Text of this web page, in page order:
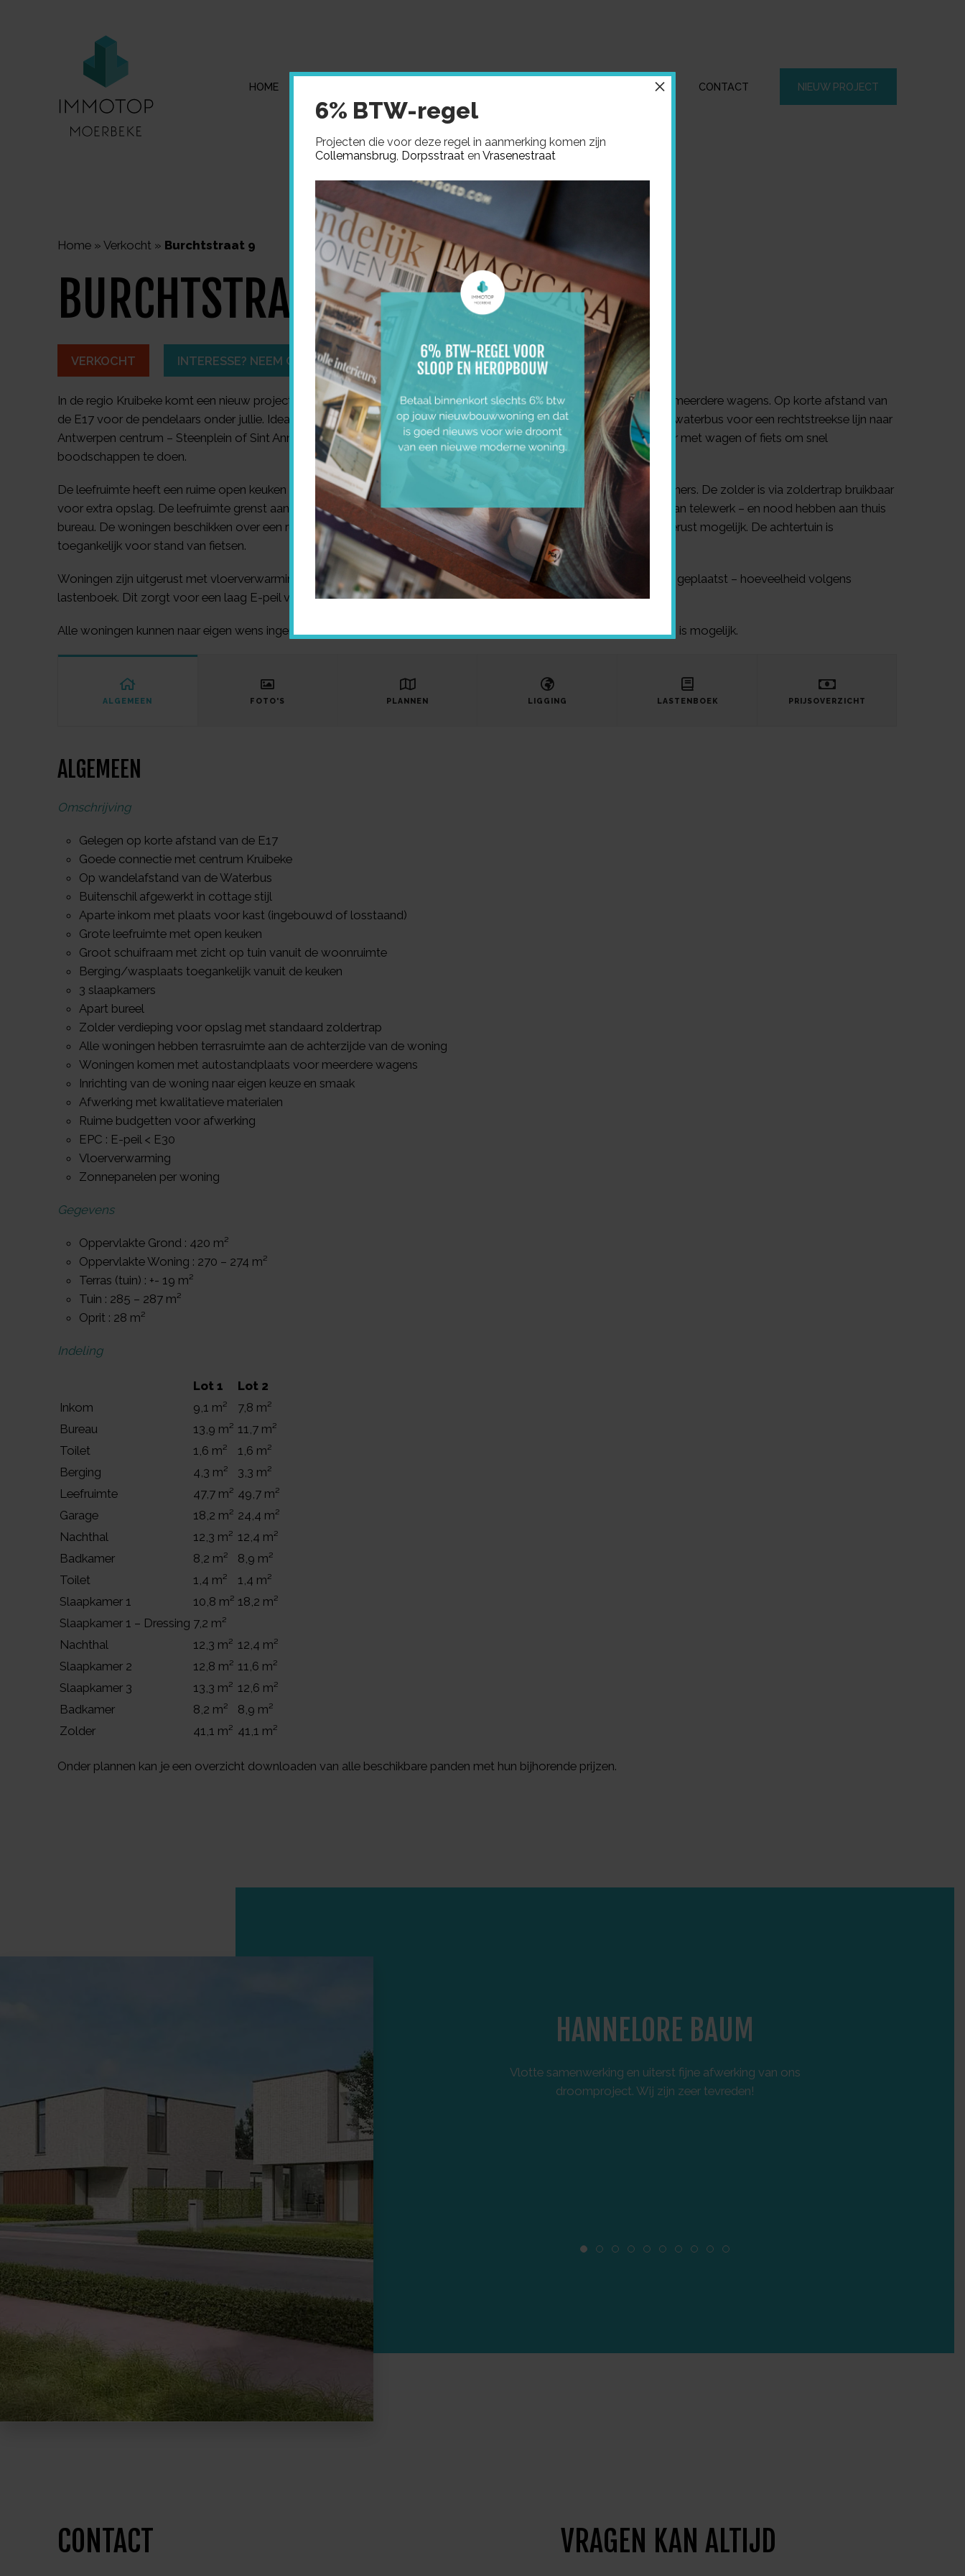
HOME VERKOCHTE PROJECTEN CONTACT NIEUW PROJECT
Home» Verkocht» Burchtstraat 9
BURCHTSTRAAT 9
VERKOCHT INTERESSE? NEEM CONTACT OP!
In de regio Kruibeke komt een nieuw project met 2 luxe woningen. Alle beschikken over een oprit voor plaatsen van meerdere wagens. Op korte afstand van
de E17 voor de pendelaars onder jullie. Ideale connectie met Gent & Antwerpen. Op wandelafstand neem je snel de waterbus voor een rechtstreekse lijn naar
Antwerpen centrum – Steenplein of Sint Anna (
www.dewaterbus.be). Centrum van Kruibeke is gemakkelijk bereikbaar met wagen of fiets om snel
boodschappen te doen.
De leefruimte heeft een ruime open keuken met toegang tot de berging. Elke woning beschikt over 3 ruime slaapkamers. De zolder is via zoldertrap bruikbaar
voor extra opslag. De leefruimte grenst aan een apart bureel. Ideaal voor zelfstandigen of werknemers – wie doen aan telewerk – en nood hebben aan thuis
bureau. De woningen beschikken over een ruime tuin met genoeg ruimte voor ravottende kinderen. Een tuinhuis is gerust mogelijk. De achtertuin is
toegankelijk voor stand van fietsen.
Woningen zijn uitgerust met vloerverwarming door een condensatieketel op gas. Op het dak worden zonnepanelen geplaatst – hoeveelheid volgens
lastenboek. Dit zorgt voor een laag E-peil volgens huidige EPB normen.
Alle woningen kunnen naar eigen wens ingericht worden. Wil je graag samenwerken met een interieur architect? Alles is mogelijk.
ALGEMEEN FOTO'S PLANNEN LIGGING LASTENBOEK PRIJSOVERZICHT
ALGEMEEN
Omschrijving
Gelegen op korte afstand van de E17
Goede connectie met centrum Kruibeke
Op wandelafstand van de Waterbus
Buitenschil afgewerkt in cottage stijl
Aparte inkom met plaats voor kast (ingebouwd of losstaand)
Grote leefruimte met open keuken
Groot schuifraam met zicht op tuin vanuit de woonruimte
Berging/wasplaats toegankelijk vanuit de keuken
3 slaapkamers
Apart bureel
Zolder verdieping voor opslag met standaard zoldertrap
Alle woningen hebben terrasruimte aan de achterzijde van de woning
Woningen komen met autostandplaats voor meerdere wagens
Inrichting van de woning naar eigen keuze en smaak
Afwerking met kwalitatieve materialen
Ruime budgetten voor afwerking
EPC : E-peil < E30
Vloerverwarming
Zonnepanelen per woning
Gegevens
Oppervlakte Grond : 420 m²
Oppervlakte Woning : 270 – 274 m²
Terras (tuin) : +- 19 m²
Tuin : 285 – 287 m²
Oprit : 28 m²
Indeling
Lot 1
Lot 2
Inkom
9,1 m²
7,8 m²
Bureau
13,9 m² 11,7 m²
Toilet
1,6 m²
1,6 m²
Berging
4,3 m²
3,3 m²
Leefruimte
47,7 m² 49,7 m²
Garage
18,2 m² 24,4 m²
Nachthal
12,3 m² 12,4 m²
Badkamer
8,2 m²
8,9 m²
Toilet
1,4 m²
1,4 m²
Slaapkamer 1
10,8 m² 18,2 m²
Slaapkamer 1 – Dressing 7,2 m²
Nachthal
12,3 m² 12,4 m²
Slaapkamer 2
12,8 m² 11,6 m²
Slaapkamer 3
13,3 m² 12,6 m²
Badkamer
8,2 m²
8,9 m²
Zolder
41,1 m² 41,1 m²
Onder plannen kan je een overzicht downloaden van alle beschikbare panden met hun bijhorende prijzen.
HANNELORE BAUM
Vlotte samenwerking en uiterst fijne afwerking van ons
droomproject. Wij zijn zeer tevreden!
CONTACT VRAGEN KAN ALTIJD
6% BTW-regel
Projecten die voor deze regel in aanmerking komen zijn
Collemansbrug, Dorpsstraat enVrasenestraat
×